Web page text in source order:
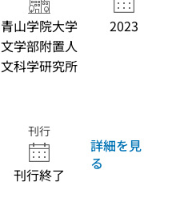
青山学院大学
文学部附置人
文科学研究所
2023
刊行
刊行終了
詳細を見
る